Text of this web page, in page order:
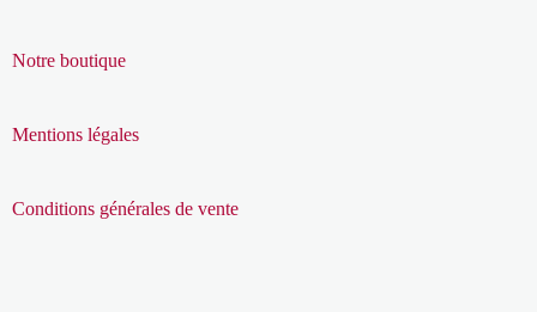
Notre boutique
Mentions légales
Conditions générales de vente